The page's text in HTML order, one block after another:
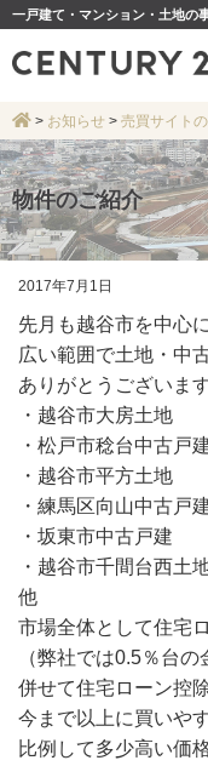
一戸建て・マンション・土地の
> お知らせ >売買サイト
物件のご紹介
2017年7月1日
先月も越谷市を中心
広い範囲で土地・中
ありがとうございます
・越谷市大房土地
・松戸市稔台中古戸
・越谷市平方土地
・練馬区向山中古戸
・坂東市中古戸建
・越谷市千間台西土
他
市場全体として住宅
（弊社では0.5％台
併せて住宅ローン控
今まで以上に買いや
比例して多少高い価